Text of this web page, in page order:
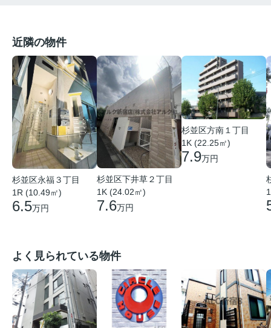
近隣の物件
杉並区永福３丁目
1R (10.49㎡)
6.5万円
杉並区下井草２丁目
1K (24.02㎡)
7.6万円
杉並区方南１丁目
1K (22.25㎡)
7.9万円
よく見られている物件